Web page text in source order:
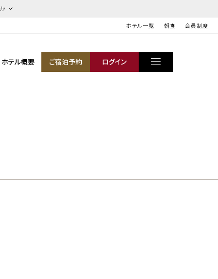
ホテル一覧 朝食 会員制度
ホテル概要 ご宿泊予約 ログイン